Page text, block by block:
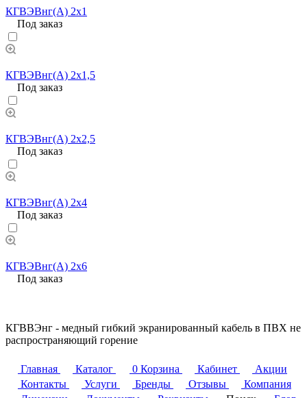
КГВЭВнг(А) 2х1
Под заказ
КГВЭВнг(А) 2х1,5
Под заказ
КГВЭВнг(А) 2х2,5
Под заказ
КГВЭВнг(А) 2х4
Под заказ
КГВЭВнг(А) 2х6
Под заказ
КГВВЭнг - медный гибкий экранированный кабель в ПВХ не
распространяющий горение
Главная Каталог 0 Корзина Кабинет
Акции
Контакты
Услуги Бренды Отзывы
Компания